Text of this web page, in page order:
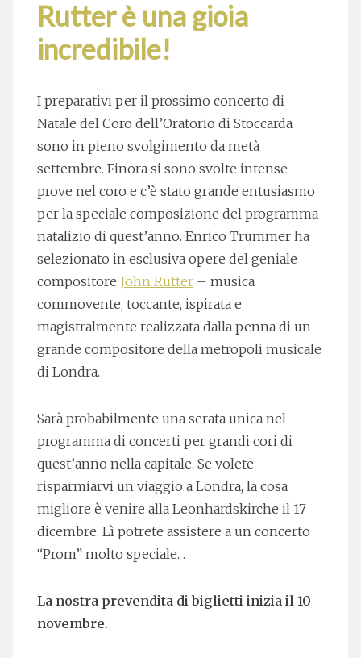
Rutter è una gioia
incredibile!
I preparativi per il prossimo concerto di
Natale del Coro dell’Oratorio di Stoccarda
sono in pieno svolgimento da metà
settembre. Finora si sono svolte intense
prove nel coro e c’è stato grande entusiasmo
per la speciale composizione del programma
natalizio di quest’anno. Enrico Trummer ha
selezionato in esclusiva opere del geniale
compositore John Rutter – musica
commovente, toccante, ispirata e
magistralmente realizzata dalla penna di un
grande compositore della metropoli musicale
di Londra.
Sarà probabilmente una serata unica nel
programma di concerti per grandi cori di
quest’anno nella capitale. Se volete
risparmiarvi un viaggio a Londra, la cosa
migliore è venire alla Leonhardskirche il 17
dicembre. Lì potrete assistere a un concerto
“Prom” molto speciale. .
La nostra prevendita di biglietti inizia il 10
novembre.